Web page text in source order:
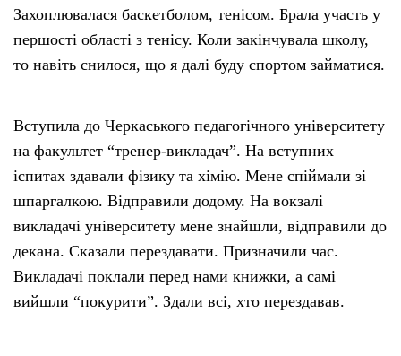
Захоплювалася баскетболом, тенісом. Брала участь у
першості області з тенісу. Коли закінчувала школу,
то навіть снилося, що я далі буду спортом займатися.
Вступила до Черкаського педагогічного університету
на факультет “тренер-викладач”. На вступних
іспитах здавали фізику та хімію. Мене спіймали зі
шпаргалкою. Відправили додому. На вокзалі
викладачі університету мене знайшли, відправили до
декана. Сказали перездавати. Призначили час.
Викладачі поклали перед нами книжки, а самі
вийшли “покурити”. Здали всі, хто перездавав.